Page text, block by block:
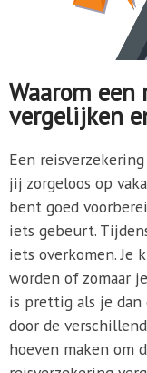
Waarom een
vergelijken
Een
jij zorgeloos op
bent goed
iets gebeurt.
iets overkomen. Je
worden of zomaar
is prettig als je
door de
hoeven maken om